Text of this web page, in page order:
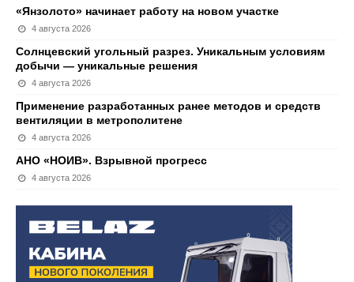
«Янзолото» начинает работу на новом участке
4 августа 2026
Солнцевский угольный разрез. Уникальным условиям
добычи — уникальные решения
4 августа 2026
Применение разработанных ранее методов и средств
вентиляции в метрополитене
4 августа 2026
АНО «НОИВ». Взрывной прогресс
4 августа 2026